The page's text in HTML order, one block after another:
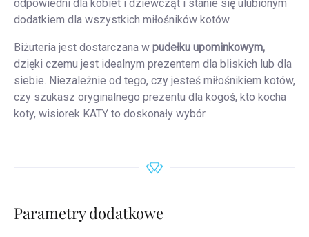
odpowiedni dla kobiet i dziewcząt i stanie się ulubionym
dodatkiem dla wszystkich miłośników kotów.
Biżuteria jest dostarczana w pudełku upominkowym,
dzięki czemu jest idealnym prezentem dla bliskich lub dla
siebie. Niezależnie od tego, czy jesteś miłośnikiem kotów,
czy szukasz oryginalnego prezentu dla kogoś, kto kocha
koty, wisiorek KATY to doskonały wybór.
Parametry dodatkowe